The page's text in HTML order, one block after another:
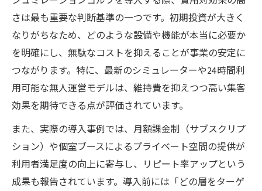
さは最も重要な判断基準の一つです。初期投資が大きく
なりがちなため、どのような設備や機能が本当に必要か
を明確にし、無駄なコストを抑えることが事業の安定に
つながります。特に、最新のシミュレーターや24時間利
用可能な無人運営モデルは、維持費を抑えつつ高い集客
効果を期待できる点が評価されています。
また、実際の導入事例では、月額課金制（サブスクリプ
ション）や個室ブースによるプライベート空間の提供が
利用者満足度の向上に寄与し、リピート率アップという
成果も報告されています。導入前には「どの層をターゲ